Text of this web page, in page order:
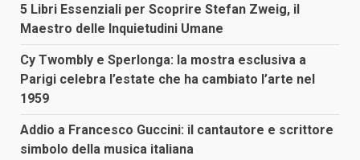
5 Libri Essenziali per Scoprire Stefan Zweig, il
Maestro delle Inquietudini Umane
Cy Twombly e Sperlonga: la mostra esclusiva a
Parigi celebra l’estate che ha cambiato l’arte nel
1959
Addio a Francesco Guccini: il cantautore e scrittore
simbolo della musica italiana